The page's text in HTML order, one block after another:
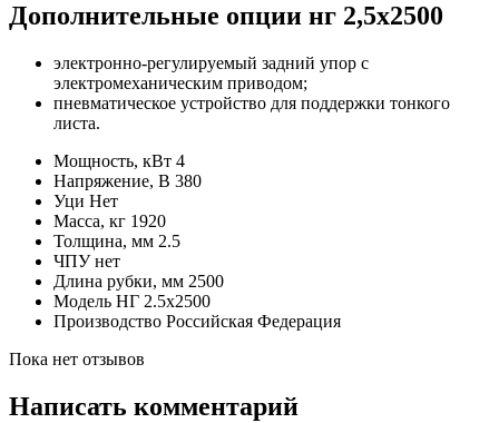
Дополнительные опции нг 2,5х2500
электронно-регулируемый задний упор с
электромеханическим приводом;
пневматическое устройство для поддержки тонкого
листа.
Мощность, кВт 4
Напряжение, В 380
Уци Нет
Масса, кг 1920
Толщина, мм 2.5
ЧПУ нет
Длина рубки, мм 2500
Модель НГ 2.5х2500
Производство Российская Федерация
Пока нет отзывов
Написать комментарий